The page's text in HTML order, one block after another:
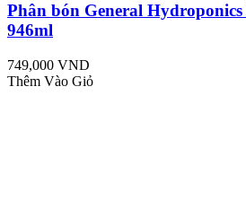
Phân bón General
946ml
749,000 VND
Thêm Vào Giỏ